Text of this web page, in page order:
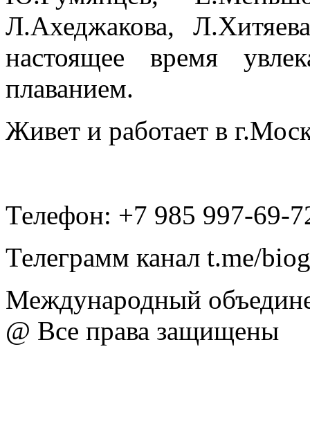
Л.Ахеджакова,
настоящее время
плаванием.
Живет и работает в
Телефон: +7 985 997-69-
Телеграмм канал t.me/
Международный
@ Все права защищены